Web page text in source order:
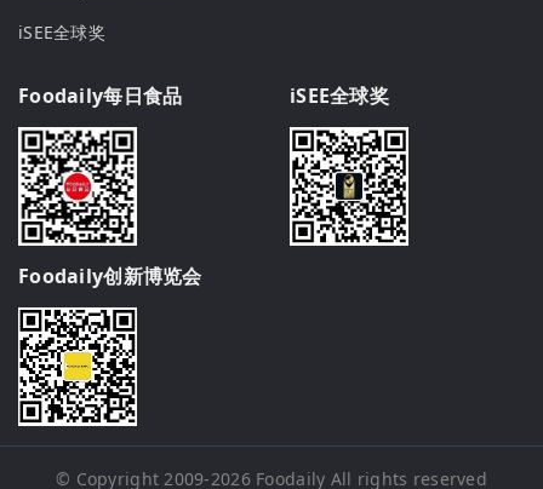
iSEE全球奖
Foodaily每日食品 iSEE全球奖
Foodaily创新博览会
© Copyright 2009-2026 Foodaily All rights reserved